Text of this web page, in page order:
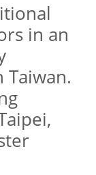
in an